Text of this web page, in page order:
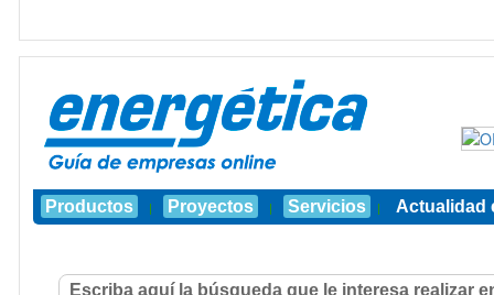
Productos | Proyectos | Servicios | Actualidad